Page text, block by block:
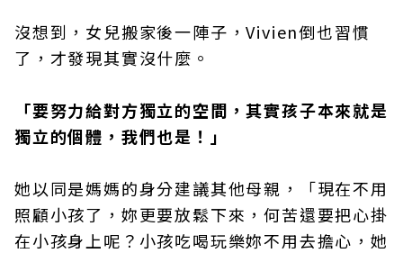
沒想到，女兒搬家後一陣子，Vivien倒也習慣
了，才發現其實沒什麼。
「要努力給對方獨立的空間，其實孩子本來就是
獨立的個體，我們也是！」
她以同是媽媽的身分建議其他母親，「現在不用
照顧小孩了，妳更要放鬆下來，何苦還要把心掛
在小孩身上呢？小孩吃喝玩樂妳不用去擔心，她